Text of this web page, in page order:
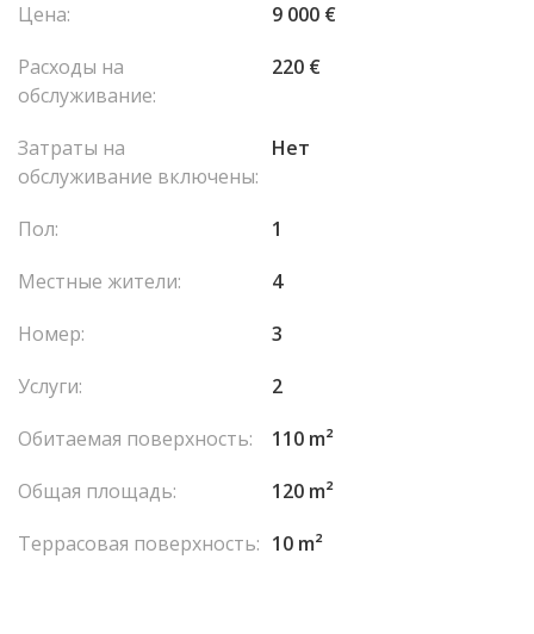
Цена:
9 000 €
Расходы на
обслуживание:
220 €
Затраты на
обслуживание включены:
Нет
Пол:
1
Местные жители:
4
Номер:
3
Услуги:
2
Обитаемая поверхность:
110 m²
Общая площадь:
120 m²
Террасовая поверхность: 10 m²